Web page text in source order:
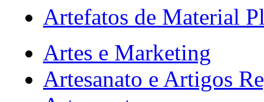
Artefatos de Material
Artes e Marketing
Artesanato e Artigos